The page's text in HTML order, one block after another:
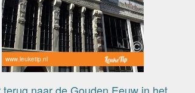
www.leuketip.nl